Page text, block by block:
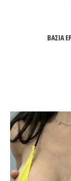
ΒΑΣΙΑ